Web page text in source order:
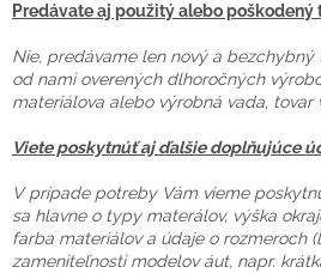
Predávate aj použitý alebo poškodený
Nie, predávame len nový a bezchybný
od nami overených dlhoročných
materiálova alebo výrobná vada, tovar
Viete poskytnúť aj ďalšie doplňujúce
V prípade potreby Vám vieme
sa hlavne o typy materálov, výška
farba materiálov a údaje o rozmeroch
zameniteľnosti modelov áut, napr.